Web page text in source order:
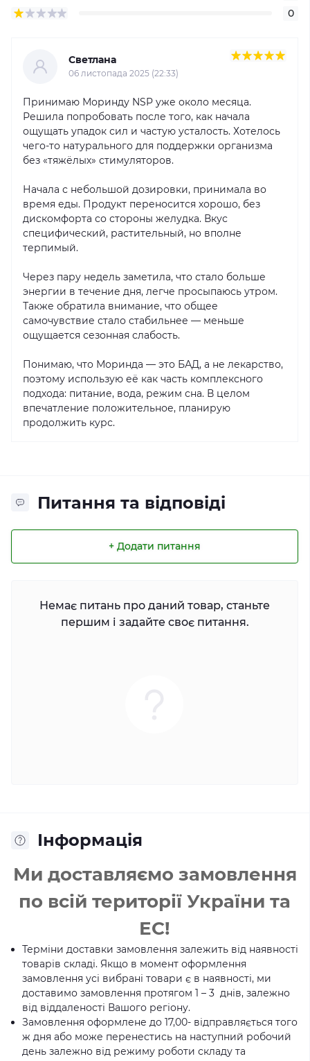
0
Светлана
06 листопада 2025 (22:33)
Принимаю Моринду NSP уже около месяца.
Решила попробовать после того, как начала
ощущать упадок сил и частую усталость. Хотелось
чего-то натурального для поддержки организма
без «тяжёлых» стимуляторов.
Начала с небольшой дозировки, принимала во
время еды. Продукт переносится хорошо, без
дискомфорта со стороны желудка. Вкус
специфический, растительный, но вполне
терпимый.
Через пару недель заметила, что стало больше
энергии в течение дня, легче просыпаюсь утром.
Также обратила внимание, что общее
самочувствие стало стабильнее — меньше
ощущается сезонная слабость.
Понимаю, что Моринда — это БАД, а не лекарство,
поэтому использую её как часть комплексного
подхода: питание, вода, режим сна. В целом
впечатление положительное, планирую
продолжить курс.
Питання та відповіді
+ Додати питання
Немає питань про даний товар, станьте
першим і задайте своє питання.
Інформація
Ми доставляємо замовлення
по всій території України та
ЕС!
Терміни доставки замовлення залежить від наявності
товарів складі. Якщо в момент оформлення
замовлення усі вибрані товари є в наявності, ми
доставимо замовлення протягом 1 – 3 днів, залежно
від віддаленості Вашого регіону.
Замовлення оформлене до 17,00- відправляється того
ж дня або може перенестись на наступний робочий
день залежно від режиму роботи складу та